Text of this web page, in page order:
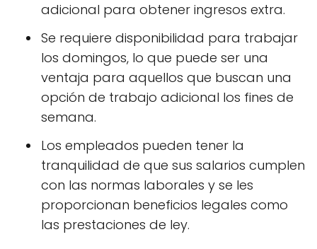
adicional para obtener ingresos extra.
Se requiere disponibilidad para trabajar
los domingos, lo que puede ser una
ventaja para aquellos que buscan una
opción de trabajo adicional los fines de
semana.
Los empleados pueden tener la
tranquilidad de que sus salarios cumplen
con las normas laborales y se les
proporcionan beneficios legales como
las prestaciones de ley.